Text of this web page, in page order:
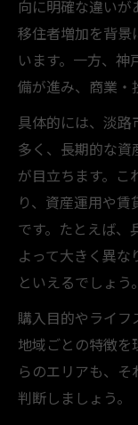
向に明確な違い
移住者増加を背景
います。一方、
備が進み、商業・
具体的には、淡
多く、長期的な
が目立ちます。こ
り、資産運用や
です。たとえば、
よって大きく異
といえるでしょう。
購入目的やライフ
地域ごとの特徴を
らのエリアも、
判断しましょう。